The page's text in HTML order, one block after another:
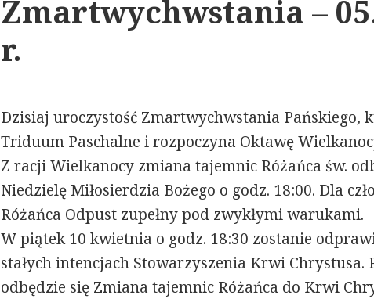
Zmartwychwstania –
r.
Dzisiaj uroczystość Zmartwychwstania Pańskiego,
Triduum Paschalne i rozpoczyna Oktawę
Z racji Wielkanocy zmiana tajemnic Różańca św.
Niedzielę Miłosierdzia Bożego o godz. 18:00. Dla
Różańca Odpust zupełny pod zwykłymi warukami.
W piątek 10 kwietnia o godz. 18:30 zostanie
stałych intencjach Stowarzyszenia Krwi Chrystusa.
odbędzie się Zmiana tajemnic Różańca do Krwi